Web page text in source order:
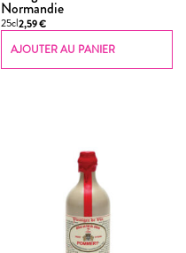
Normandie
25cl2,59€
AJOUTER AU PANIER